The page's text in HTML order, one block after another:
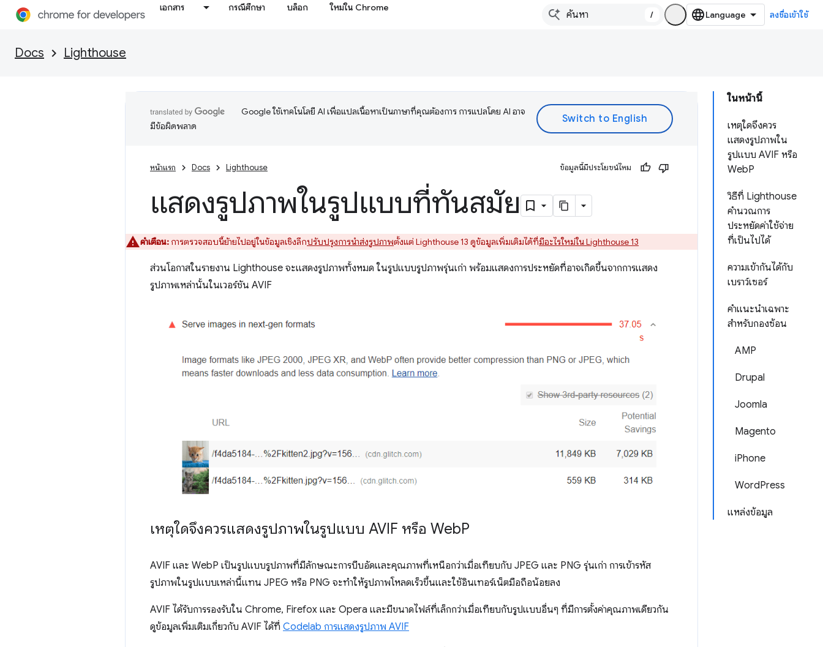
เอกสาร กรณีศึกษา บล็อก ใหม่ใน Chrome
/ ลงชื่อเข้าใช้
Docs Lighthouse
ในหน้านี้
เหตุใดจึงควร
แสดงรูปภาพใน
รูปแบบ AVIF หรือ
WebP
วิธีที่ Lighthouse
คำนวณการ
ประหยัดค่าใช้จ่าย
ที่เป็นไปได้
ความเข้ากันได้กับ
เบราว์เซอร์
คำแนะนำเฉพาะ
สำหรับกองซ้อน
AMP
Drupal
Joomla
Magento
iPhone
WordPress
แหล่งข้อมูล
Google ใช้เทคโนโลยี AI เพื่อแปลเนื้อหาเป็นภาษาที่คุณต้องการ การแปลโดย AI อาจ
มีข้อผิดพลาด
หน้าแรก Docs Lighthouse ข้อมูลนี้มีประโยชน์ไหม
แสดงรูปภาพในรูปแบบที่ทันสมัย
คำเตือน: การตรวจสอบนี้ย้ายไปอยู่ในข้อมูลเชิงลึกปรับปรุงการนำส่งรูปภาพตั้งแต่ Lighthouse 13 ดูข้อมูลเพิ่มเติมได้ที่มีอะไรใหม่ใน Lighthouse 13
ส่วนโอกาสในรายงาน Lighthouse จะแสดงรูปภาพทั้งหมด ในรูปแบบรูปภาพรุ่นเก่า พร้อมแสดงการประหยัดที่อาจเกิดขึ้นจากการแสดง
รูปภาพเหล่านั้นในเวอร์ชัน AVIF
เหตุใดจึงควรแสดงรูปภาพในรูปแบบ AVIF หรือ WebP
AVIF และ WebP เป็นรูปแบบรูปภาพที่มีลักษณะการบีบอัดและคุณภาพที่เหนือกว่าเมื่อเทียบกับ JPEG และ PNG รุ่นเก่า การเข้ารหัส
รูปภาพในรูปแบบเหล่านี้แทน JPEG หรือ PNG จะทำให้รูปภาพโหลดเร็วขึ้นและใช้อินเทอร์เน็ตมือถือน้อยลง
AVIF ได้รับการรองรับใน Chrome, Firefox และ Opera และมีขนาดไฟล์ที่เล็กกว่าเมื่อเทียบกับรูปแบบอื่นๆ ที่มีการตั้งค่าคุณภาพเดียวกัน
ดูข้อมูลเพิ่มเติมเกี่ยวกับ AVIF ได้ที่ Codelab การแสดงรูปภาพ AVIF